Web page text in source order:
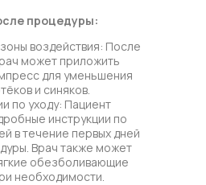
процедуры:
воздействия: После
может приложить
для уменьшения
и синяков.
по уходу: Пациент
инструкции по
в течение первых дней
Врач также может
обезболивающие
необходимости.